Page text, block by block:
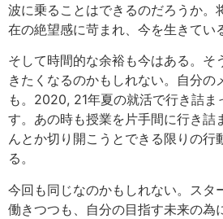
波に乗ることはできるのだろうか。
在の絶望感に苛まれ、今を生きてい
そして時間的な余裕も今はある。そ
きたくなるのかもしれない。自分の
も。2020, 21年夏の就活で行き詰ま
す。あの時も授業を片手間に行き詰
んとか切り開こうとできる限りの行
る。
今回も同じなのかもしれない。スタ
働きつつも、自分の目指す未来の為